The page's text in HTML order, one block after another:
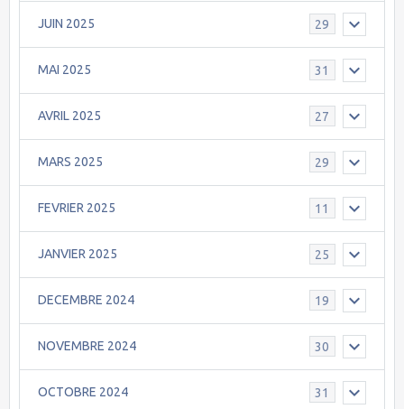
JUIN 2025 29
MAI 2025 31
AVRIL 2025 27
MARS 2025 29
FEVRIER 2025 11
JANVIER 2025 25
DECEMBRE 2024 19
NOVEMBRE 2024 30
OCTOBRE 2024 31